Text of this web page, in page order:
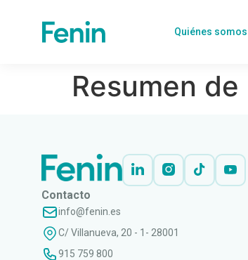
Quiénes somos
Resumen
Contacto
info@fenin.es
C/ Villanueva, 20 - 1- 28001
915 759 800